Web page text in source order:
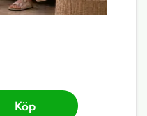
Köp